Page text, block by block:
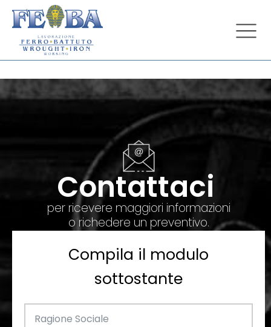
Contattaci
per ricevere maggiori informazioni
o richedere un preventivo.
Compila il modulo
sottostante